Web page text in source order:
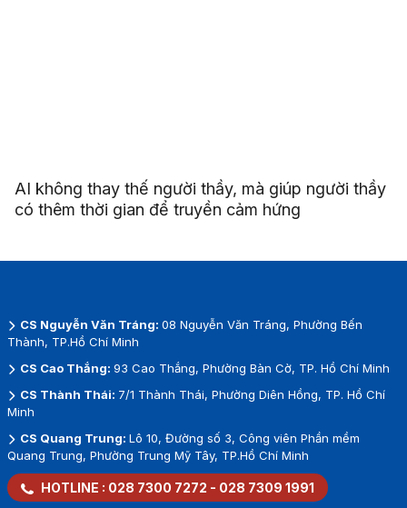
AI không thay thế người thầy, mà giúp người thầy
có thêm thời gian để truyền cảm hứng
CS Nguyễn Văn Tráng: 08 Nguyễn Văn Tráng, Phường Bến
Thành, TP.Hồ Chí Minh
CS Cao Thắng: 93 Cao Thắng, Phường Bàn Cờ, TP. Hồ Chí Minh
CS Thành Thái: 7/1 Thành Thái, Phường Diên Hồng, TP. Hồ Chí
Minh
CS Quang Trung: Lô 10, Đường số 3, Công viên Phần mềm
Quang Trung, Phường Trung Mỹ Tây, TP.Hồ Chí Minh
HOTLINE : 028 7300 7272 - 028 7309 1991